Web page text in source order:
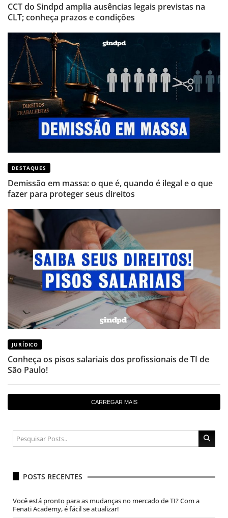
CCT do Sindpd amplia ausências legais previstas na
CLT; conheça prazos e condições
DESTAQUES
Demissão em massa: o que é, quando é ilegal e o que
fazer para proteger seus direitos
JURÍDICO
Conheça os pisos salariais dos profissionais de TI de
São Paulo!
CARREGAR MAIS
POSTS RECENTES
Você está pronto para as mudanças no mercado de TI? Com a
Fenati Academy, é fácil se atualizar!